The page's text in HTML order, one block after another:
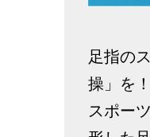
足指の
操」を！
スポー